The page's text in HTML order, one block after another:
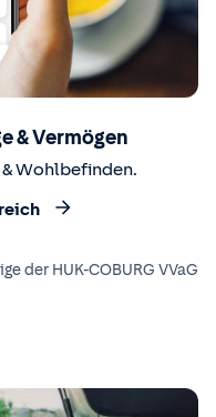
& Vermögen
Wohlbefinden.
der HUK-COBURG VVaG